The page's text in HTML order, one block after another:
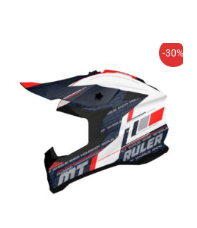
-30%
original
era:
129,95€.
actual
es:
90,97€.